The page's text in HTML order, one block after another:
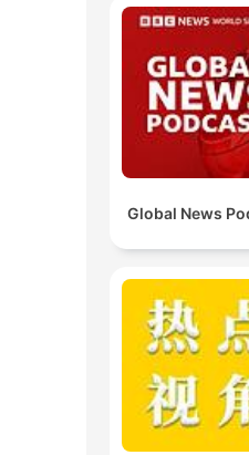
Global News